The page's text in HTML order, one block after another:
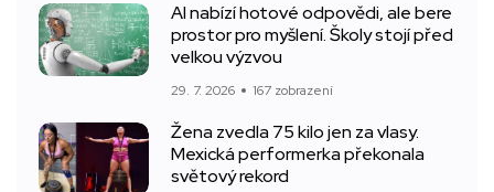
AI nabízí hotové odpovědi, ale bere
prostor pro myšlení. Školy stojí před
velkou výzvou
29. 7. 2026 167 zobrazení
Žena zvedla 75 kilo jen za vlasy.
Mexická performerka překonala
světový rekord